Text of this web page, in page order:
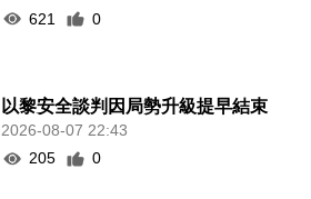
621
0
以黎安全談判因局勢升級提早結束
2026-08-07 22:43
205
0